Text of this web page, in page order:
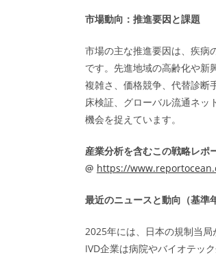
市場動向：推進要因と課題
市場の主な推進要因は、疾病
です。先進地域の高齢化や新
複雑さ、価格競争、代替診断
床検証、グローバル流通ネッ
機会を捉えています。
産業分析を含むこの戦略レポ
@ https://
最近のニュースと動向（基準
2025年には、日本の規制当
IVD企業は病院やバイオテッ